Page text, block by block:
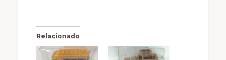
Relacionado